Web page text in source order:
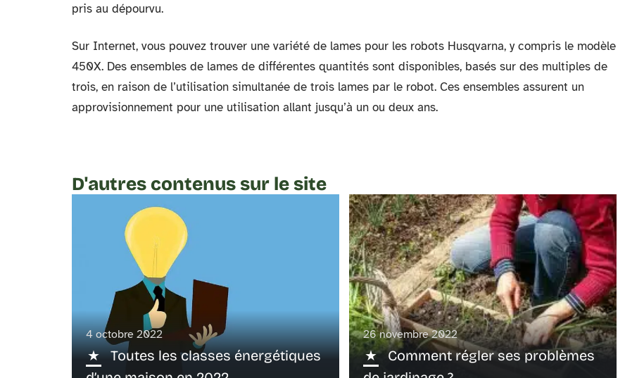
pris au dépourvu.
Sur Internet, vous pouvez trouver une variété de lames pour les robots Husqvarna, y compris le modèle
450X. Des ensembles de lames de différentes quantités sont disponibles, basés sur des multiples de
trois, en raison de l’utilisation simultanée de trois lames par le robot. Ces ensembles assurent un
approvisionnement pour une utilisation allant jusqu’à un ou deux ans.
D'autres contenus sur le site
4 octobre 2022
Toutes les classes énergétiques
26 novembre 2022
Comment régler ses problèmes